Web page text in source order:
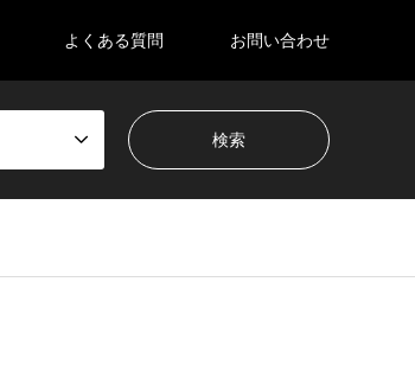
よくある質問 お問い合わせ